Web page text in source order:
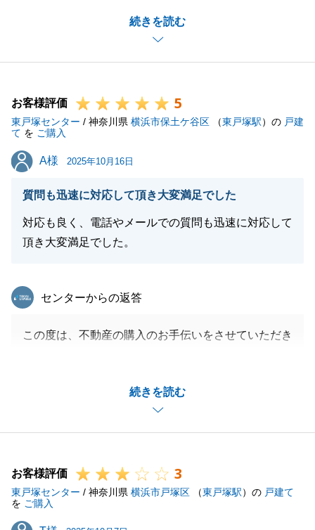
続きを読む
奥様と妹様の女性お二人が中心となり進める売却は何
かと不安も多かったかと思いますが無事にお引き渡し
を迎えることができ私も安心いたしました。
軽にご相談をよろしくお願いいたします。
お客様評価 5
東戸塚センター / 神奈川県 横浜市保土ケ谷区 （東戸塚駅）の 戸建
て を ご購入
A様
A様 2025年10月16日
質問も迅速に対応して頂き大変満足でした
対応も良く、電話やメールでの質問も迅速に対応して
頂き大変満足でした。
続きを読む
東急リバブル
センターからの返答
この度は、不動産の購入のお手伝いをさせていただき
また何か不動産の事でお困りでございましたら、お気
軽にお申し付けくださいませ。
お客様評価 3
東戸塚センター / 神奈川県 横浜市戸塚区 （東戸塚駅）の 戸建て
を ご購入
T様